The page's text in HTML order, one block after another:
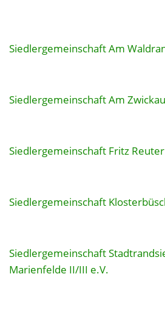
Siedlergemeinschaft Am
Siedlergemeinschaft Am
Siedlergemeinschaft Fritz
Siedlergemeinschaft
Siedlergemeinschaft
Marienfelde II/III e.V.